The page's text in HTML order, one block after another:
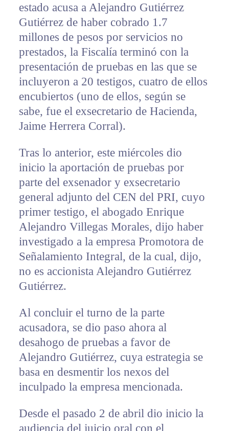
estado acusa a Alejandro Gutiérrez
Gutiérrez de haber cobrado 1.7
millones de pesos por servicios no
prestados, la Fiscalía terminó con la
presentación de pruebas en las que se
incluyeron a 20 testigos, cuatro de ellos
encubiertos (uno de ellos, según se
sabe, fue el exsecretario de Hacienda,
Jaime Herrera Corral).
Tras lo anterior, este miércoles dio
inicio la aportación de pruebas por
parte del exsenador y exsecretario
general adjunto del CEN del PRI, cuyo
primer testigo, el abogado Enrique
Alejandro Villegas Morales, dijo haber
investigado a la empresa Promotora de
Señalamiento Integral, de la cual, dijo,
no es accionista Alejandro Gutiérrez
Gutiérrez.
Al concluir el turno de la parte
acusadora, se dio paso ahora al
desahogo de pruebas a favor de
Alejandro Gutiérrez, cuya estrategia se
basa en desmentir los nexos del
inculpado la empresa mencionada.
Desde el pasado 2 de abril dio inicio la
audiencia del juicio oral con el